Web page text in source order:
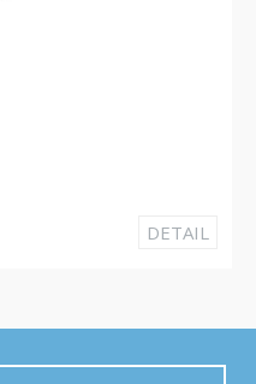
DETAIL